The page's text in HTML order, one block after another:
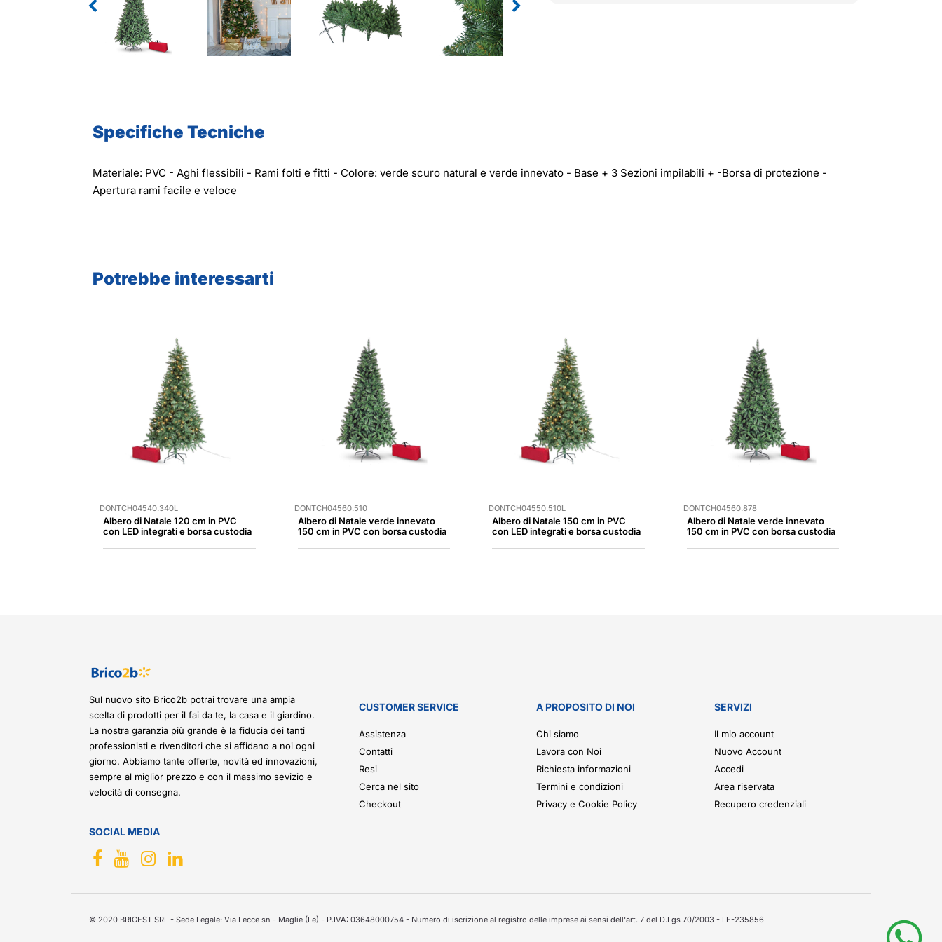
Specifiche Tecniche
Materiale: PVC - Aghi flessibili - Rami folti e fitti - Colore: verde scuro natural e verde innevato - Base + 3 Sezioni impilabili + -Borsa di protezione -
Apertura rami facile e veloce
Potrebbe interessarti
DONTCH04540.340L
Albero di Natale 120 cm in PVC
con LED integrati e borsa custodia
DONTCH04560.510
Albero di Natale verde innevato
150 cm in PVC con borsa custodia
DONTCH04550.510L
Albero di Natale 150 cm in PVC
con LED integrati e borsa custodia
DONTCH04560.878
Albero di Natale verde innevato
150 cm in PVC con borsa custodia
Sul nuovo sito Brico2b potrai trovare una ampia
scelta di prodotti per il fai da te, la casa e il giardino.
La nostra garanzia più grande è la fiducia dei tanti
professionisti e rivenditori che si affidano a noi ogni
giorno. Abbiamo tante offerte, novità ed innovazioni,
sempre al miglior prezzo e con il massimo sevizio e
velocità di consegna.
SOCIAL MEDIA
CUSTOMER SERVICE
Assistenza
Contatti
Resi
Cerca nel sito
Checkout
A PROPOSITO DI NOI
Chi siamo
Lavora con Noi
Richiesta informazioni
Termini e condizioni
Privacy e Cookie Policy
SERVIZI
Il mio account
Nuovo Account
Accedi
Area riservata
Recupero credenziali
© 2020 BRIGEST SRL - Sede Legale: Via Lecce sn - Maglie (Le) - P.IVA: 03648000754 - Numero di iscrizione al registro delle imprese ai sensi dell'art. 7 del D.Lgs 70/2003 - LE-235856